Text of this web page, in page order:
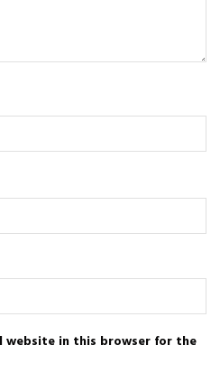
website in this browser for the